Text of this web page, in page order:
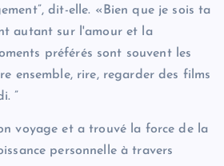
dit-elle. «Bien que je sois ta
autant sur l'amour et la
préférés sont souvent les
ensemble, rire, regarder des films
”
voyage et a trouvé la force de la
personnelle à travers